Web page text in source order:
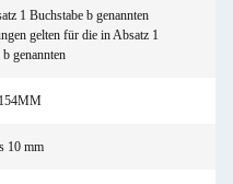
1 Buchstabe b genannten
gelten für die in Absatz 1
genannten
10 mm